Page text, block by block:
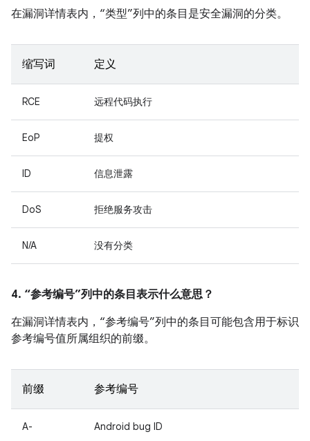
在漏洞详情表内，“类型”列中的条目是安全漏洞的分类。
缩写词 定义
RCE 远程代码执行
EoP 提权
ID 信息泄露
DoS 拒绝服务攻击
N/A 没有分类
4. “参考编号”列中的条目表示什么意思？
在漏洞详情表内，“参考编号”列中的条目可能包含用于标识
参考编号值所属组织的前缀。
前缀 参考编号
A- Android bug ID